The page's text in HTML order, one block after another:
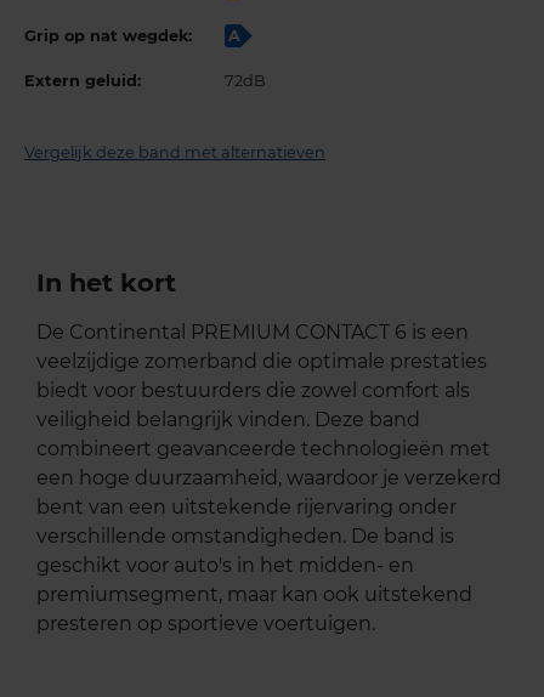
Grip op nat wegdek: A
Extern geluid: 72dB
Vergelijk deze band met alternatieven
In het kort
De Continental PREMIUM CONTACT 6 is een
veelzijdige zomerband die optimale prestaties
biedt voor bestuurders die zowel comfort als
veiligheid belangrijk vinden. Deze band
combineert geavanceerde technologieën met
een hoge duurzaamheid, waardoor je verzekerd
bent van een uitstekende rijervaring onder
verschillende omstandigheden. De band is
geschikt voor auto's in het midden- en
premiumsegment, maar kan ook uitstekend
presteren op sportieve voertuigen.